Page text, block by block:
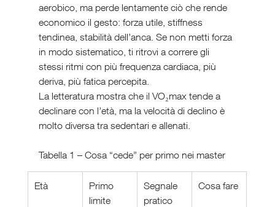
aerobico, ma perde lentamente ciò che rende
economico il gesto: forza utile, stiffness
tendinea, stabilità dell’anca. Se non metti forza
in modo sistematico, ti ritrovi a correre gli
stessi ritmi con più frequenza cardiaca, più
deriva, più fatica percepita.
La letteratura mostra che il VO₂max tende a
declinare con l’età, ma la velocità di declino è
molto diversa tra sedentari e allenati.
Tabella 1 – Cosa “cede” per primo nei master
Età
Primo
limite
Segnale
pratico
Cosa fare